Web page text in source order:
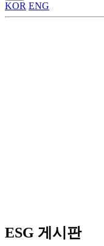
KOR ENG
ESG 게시판